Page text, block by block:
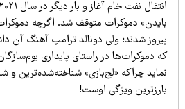
انتقال
دموکرات متوقف شد. اگرچه دموکرات‌ها
شدند؛ ولی دونالد ترامپ آهنگ آن داشت
دموکرات‌ها در راستای پایداری بوم‌سازگان
چراکه «لج‌بازی» شناخته‌شده‌ترین و شنا
ویژگی اوست!